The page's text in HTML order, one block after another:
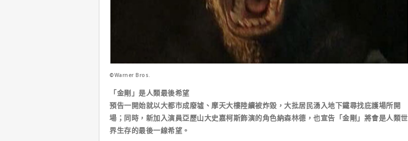
©Warner Bros.
「金剛」是人類最後希望
預告一開始就以大都市成廢墟、摩天大樓陸續被炸毀，大批居民湧入地下鐵尋找庇護場所開
場；同時，新加入演員亞歷山大史嘉柯斯飾演的角色納森林德，也宣告「金剛」將會是人類世
界生存的最後一線希望。